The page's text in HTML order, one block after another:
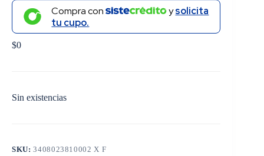
Compra con ysolicita
tu cupo.
$0
Sin existencias
SKU:3408023810002 X F